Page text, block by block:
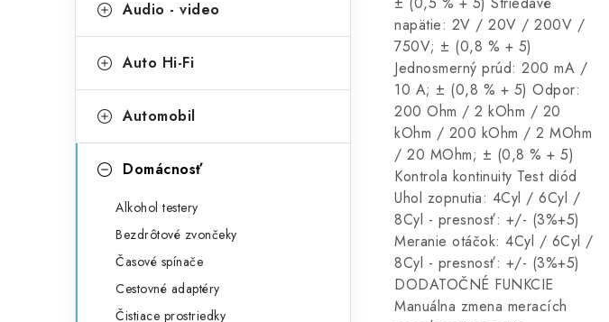
Audio - video
Auto Hi-Fi
Automobil
Domácnosť
Alkohol testery
Bezdrôtové zvončeky
Časové spínače
Cestovné adaptéry
Čistiace prostriedky
napätie: 2V / 20V / 200V /
750V; ± (0,8 % + 5)
Jednosmerný prúd: 200 mA /
10 A; ± (0,8 % + 5) Odpor:
200 Ohm / 2 kOhm / 20
kOhm / 200 kOhm / 2 MOhm
/ 20 MOhm; ± (0,8 % + 5)
Kontrola kontinuity Test diód
Uhol zopnutia: 4Cyl / 6Cyl /
8Cyl - presnosť: +/- (3%+5)
Meranie otáčok: 4Cyl / 6Cyl /
8Cyl - presnosť: +/- (3%+5)
DODATOČNÉ FUNKCIE
Manuálna zmena meracích